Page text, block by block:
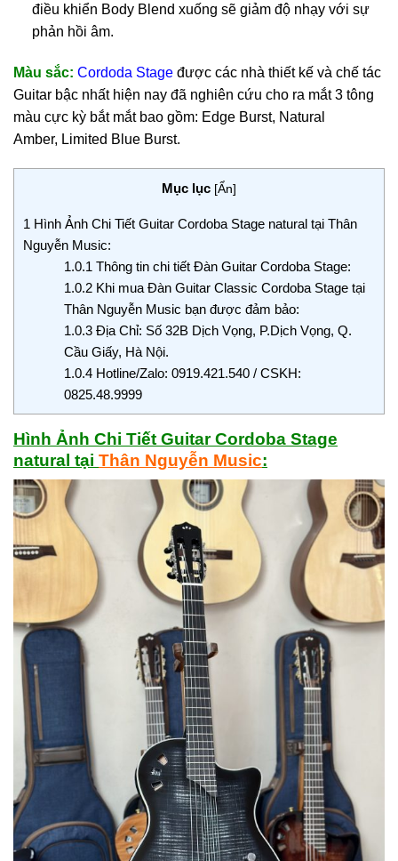
điều khiển Body Blend xuống sẽ giảm độ nhạy với sự
phản hồi âm.
Màu sắc: Cordoda Stage được các nhà thiết kế và chế tác
Guitar bậc nhất hiện nay đã nghiên cứu cho ra mắt 3 tông
màu cực kỳ bắt mắt bao gồm: Edge Burst, Natural
Amber, Limited Blue Burst.
Mục lục [Ẩn]
1 Hình Ảnh Chi Tiết Guitar Cordoba Stage natural tại Thân
Nguyễn Music:
1.0.1 Thông tin chi tiết Đàn Guitar Cordoba Stage:
1.0.2Khi mua Đàn Guitar Classic Cordoba Stage tại
Thân Nguyễn Music bạn được đảm bảo:
1.0.3Địa Chỉ: Số 32B Dịch Vọng, P.Dịch Vọng, Q.
Cầu Giấy, Hà Nội.
1.0.4Hotline/Zalo: 0919.421.540 / CSKH:
0825.48.9999
Hình Ảnh Chi Tiết Guitar Cordoba Stage
natural tại Thân Nguyễn Music: